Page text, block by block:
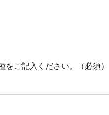
をご記入ください。（必須）